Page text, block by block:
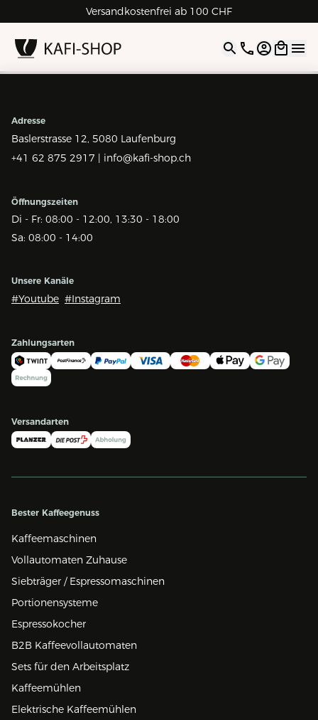
Versandkostenfrei ab 100 CHF
Rechnungskauf für Geschäftskunden
4.9| 5.0 Google
Open
Adresse
Baslerstrasse 12, 5080 Laufenburg
+41 62 875 2917 | info@kafi-shop.ch
Öffnungszeiten
Di - Fr: 08:00 - 12:00, 13:30 - 18:00
Sa: 08:00 - 14:00
Unsere Kanäle
#Youtube #Instagram
Zahlungsarten
Versandarten
Bester Kaffeegenuss
Kaffeemaschinen
Vollautomaten Zuhause
Siebträger / Espressomaschinen
Portionensysteme
Espressokocher
B2B Kaffeevollautomaten
Sets für den Arbeitsplatz
Kaffeemühlen
Elektrische Kaffeemühlen